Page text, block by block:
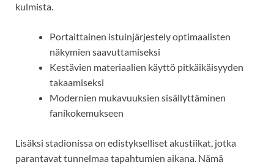
kulmista.
Portaittainen istuinjärjestely optimaalisten
näkymien saavuttamiseksi
Kestävien materiaalien käyttö pitkäikäisyyden
takaamiseksi
Modernien mukavuuksien sisällyttäminen
fanikokemukseen
Lisäksi stadionissa on edistykselliset akustiikat, jotka
parantavat tunnelmaa tapahtumien aikana. Nämä